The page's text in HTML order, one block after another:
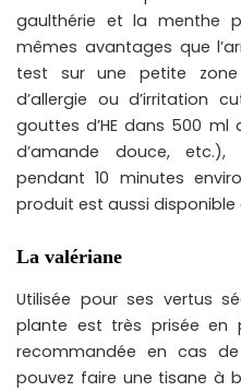
gaulthérie et la menthe
mêmes avantages que
test sur une petite
d’allergie ou d’irritation
gouttes d’HE dans 500 ml
d’amande douce,
pendant 10 minutes
produit est aussi
La valériane
Utilisée pour ses vertus
plante est très prisée en
recommandée en cas
pouvez faire une tisane à